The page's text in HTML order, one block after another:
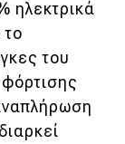
ηλεκτρικά
το
του